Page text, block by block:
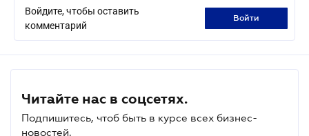
Войдите, чтобы оставить
комментарий
войти
Читайте нас в соцсетях.
Подпишитесь, чтоб быть в курсе всех бизнес-
новостей.